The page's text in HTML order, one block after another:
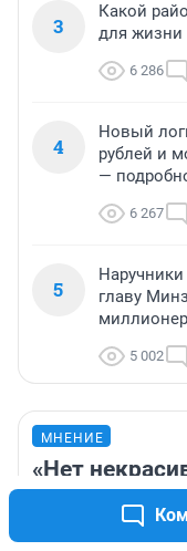
3
Какой
для
6 286
4
Новый
рублей и
—
6 267
5
главу
5 002
МНЕНИЕ
«Нет
городов, есть